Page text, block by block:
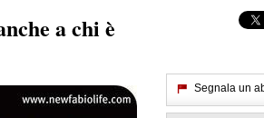
a chi è
Segnala un